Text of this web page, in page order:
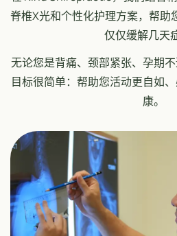
脊椎X光和个性化护理方案，帮
仅仅缓解几天
无论您是背痛、颈部紧张、孕期
目标很简单：帮助您活动更自如
康。